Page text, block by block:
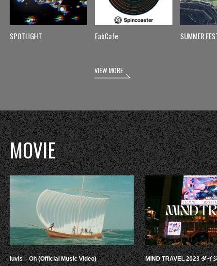
SPOTLIGHT FabCafe SUMMER
VIEW MORE
MOVIE
luvis – Oh (Official Music Video) MIND TRAVEL 2023 ダイ